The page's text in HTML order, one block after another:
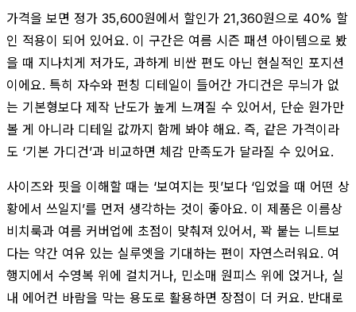
가격을 보면 정가 35,600원에서 할인가 21,360원으로 40% 할
인 적용이 되어 있어요. 이 구간은 여름 시즌 패션 아이템으로 봤
을 때 지나치게 저가도, 과하게 비싼 편도 아닌 현실적인 포지션
이에요. 특히 자수와 펀칭 디테일이 들어간 가디건은 무늬가 없
는 기본형보다 제작 난도가 높게 느껴질 수 있어서, 단순 원가만
볼 게 아니라 디테일 값까지 함께 봐야 해요. 즉, 같은 가격이라
도 ‘기본 가디건’과 비교하면 체감 만족도가 달라질 수 있어요.
사이즈와 핏을 이해할 때는 ‘보여지는 핏’보다 ‘입었을 때 어떤 상
황에서 쓰일지’를 먼저 생각하는 것이 좋아요. 이 제품은 이름상
비치룩과 여름 커버업에 초점이 맞춰져 있어서, 꽉 붙는 니트보
다는 약간 여유 있는 실루엣을 기대하는 편이 자연스러워요. 여
행지에서 수영복 위에 걸치거나, 민소매 원피스 위에 얹거나, 실
내 에어컨 바람을 막는 용도로 활용하면 장점이 더 커요. 반대로